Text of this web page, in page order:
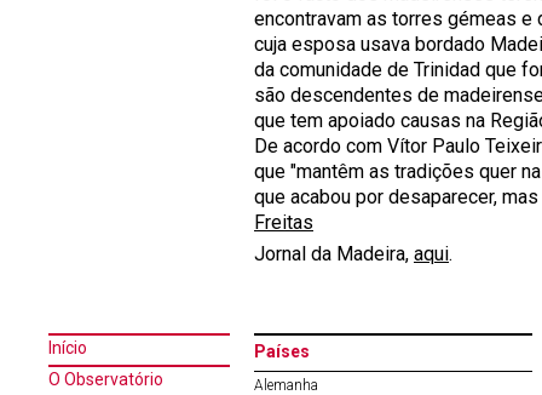
encontravam as torres gémeas e
cuja esposa usava bordado
da comunidade de Trinidad que
são descendentes de
que tem apoiado causas na
De acordo com Vítor Paulo
que "mantêm as tradições quer
que acabou por desaparecer,
Freitas
Jornal da Madeira, aqui.
Início
O Observatório
Países
Alemanha